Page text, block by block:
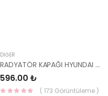
DIĞER
RADYATÖR KAPAĞI HYUNDAI / MITSUBISHI 25330-17000-YS
596.00 ₺
( 173 Görüntüleme )